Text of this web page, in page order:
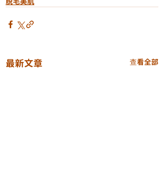
最新文章 查看全部